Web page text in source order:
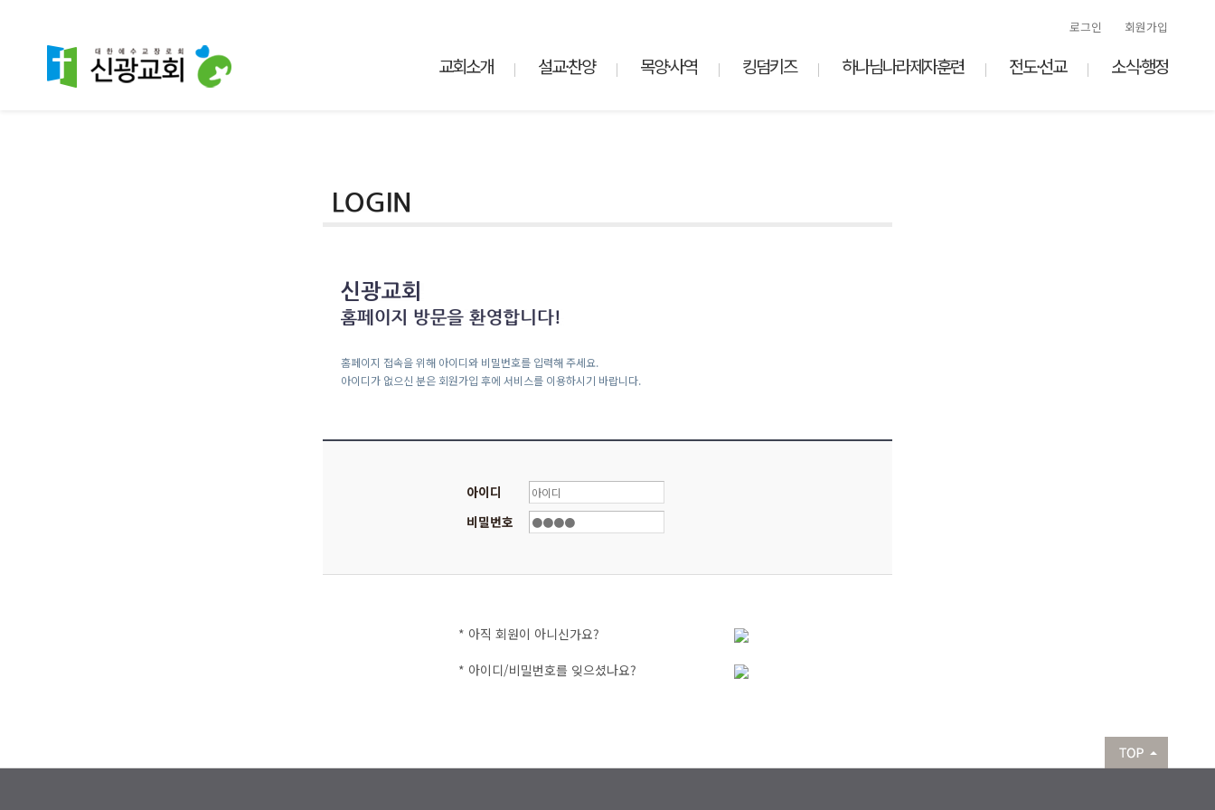
로그인 회원가입
교회소개 설교·찬양 목양·사역 킹덤키즈 하나님나라제자훈련 전도·선교 소식·행정
홈페이지 접속을 위해 아이디와 비밀번호를 입력해 주세요.
아이디가 없으신 분은 회원가입 후에 서비스를 이용하시기 바랍니다.
아이디
비밀번호
* 아직 회원이 아니신가요?
* 아이디/비밀번호를 잊으셨나요?